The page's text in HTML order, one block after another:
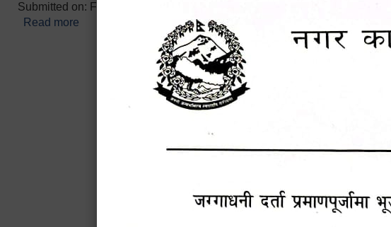
Submitted on: Fri, 02/25/2022 - 10:50
Read more about बारुणयन्त्र उपशाखा इन्चार्जको सम्पर्क नं. ९८४१६४५३५६ (टोल फ्रि
नं.१०१) फोन नं. ०५७-५२०६७७ शव बहान चालकको नं. ९८४९५०५६००